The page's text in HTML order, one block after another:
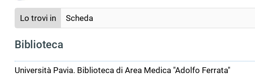
Lo trovi in Scheda
Biblioteca
Università Pavia. Biblioteca di Area Medica "Adolfo Ferrata"